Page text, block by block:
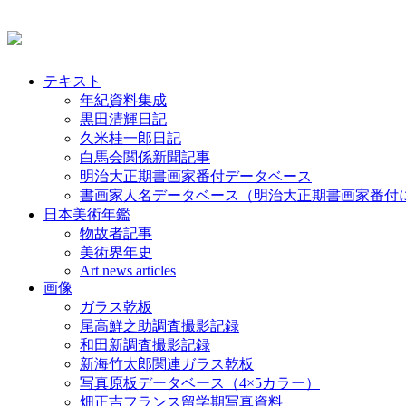
テキスト
年紀資料集成
黒田清輝日記
久米桂一郎日記
白馬会関係新聞記事
明治大正期書画家番付データベース
書画家人名データベース（明治大正期書画家番付
日本美術年鑑
物故者記事
美術界年史
Art news articles
画像
ガラス乾板
尾高鮮之助調査撮影記録
和田新調査撮影記録
新海竹太郎関連ガラス乾板
写真原板データベース（4×5カラー）
畑正吉フランス留学期写真資料